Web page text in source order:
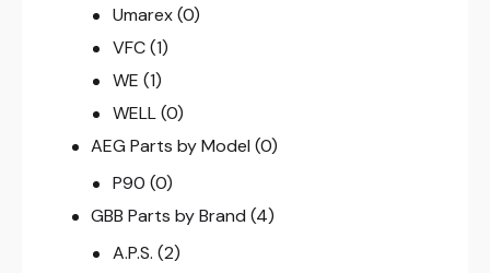
Umarex (0)
VFC (1)
WE (1)
WELL (0)
AEG Parts by Model (0)
P90 (0)
GBB Parts by Brand (4)
A.P.S. (2)